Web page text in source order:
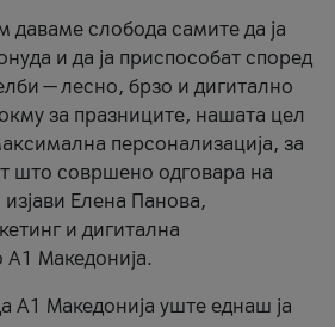
даваме слобода самите да ја
и да ја приспособат според
— лесно, брзо и дигитално
за празниците, нашата цел
персонализација, за
што совршено одговара на
Елена Панова,
и дигитална
А1 Македонија.
А1 Македонија уште еднаш ја